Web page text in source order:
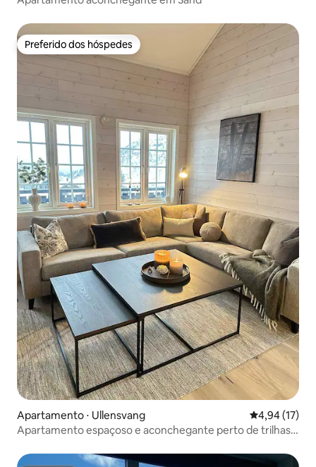
Preferido dos hóspedes
Preferido dos hóspedes
Apartamento ⋅ Ullensvang 4,94 de uma
4,94 (17)
Apartamento espaçoso e aconchegante perto de trilhas